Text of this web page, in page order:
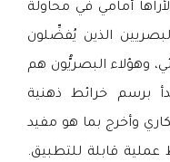
أمامي في محاولة
الذين يُفضِّلون
وهؤلاء البصريُّون هم
برسم خرائط ذهنية
وأخرج بما هو مفيد
عملية قابلة للتطبيق.